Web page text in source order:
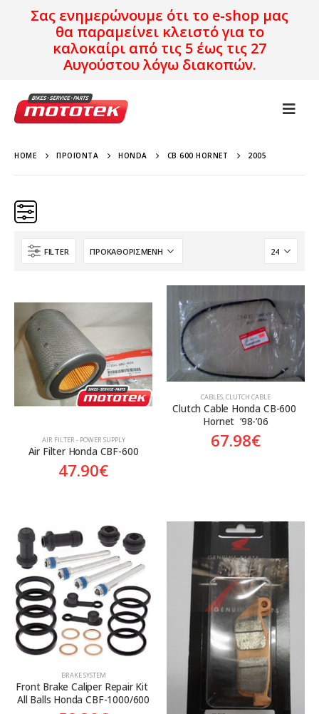
Σας ενημερώνουμε ότι το e-shop μας
θα παραμείνει κλειστό για το
καλοκαίρι από τις 5 έως τις 27
Αυγούστου λόγω διακοπών.
HOME ΠΡΟΪΌΝΤΑ HONDA CB 600 HORNET 2005
Κατηγορίες
Προϊόν Προέλευση
Aftermarket Aftermarket
Genuine
Γνήσιο
Γνήσιο
FILTER
AIR FILTER - POWER SUPPLY
Air Filter Honda CBF-600
47.90€
CABLES,CLUTCH CABLE
Clutch Cable Honda CB-600
Hornet  ’98-’06
67.98€
BRAKE SYSTEM
Front Brake Caliper Repair Kit
All Balls Honda CBF-1000/600